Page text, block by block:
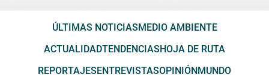
ÚLTIMAS NOTICIAS MEDIO AMBIENTE
ACTUALIDADTENDENCIAS HOJA DE RUTA
REPORTAJES ENTREVISTASOPINIÓN MUNDO